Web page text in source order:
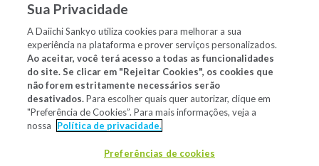
Material/conteúdo destinado exclusivamente a profissionais
de saúde habilitados a prescrever e/ou dispensar
medicamentos. MP-00549 - setembro/2025
Sua Privacidade
A Daiichi Sankyo utiliza cookies para melhorar a sua
experiência na plataforma e prover serviços personalizados.
Ao aceitar, você terá acesso a todas as funcionalidades
do site. Se clicar em "Rejeitar Cookies", os cookies que
não forem estritamente necessários serão
desativados.Para escolher quais quer autorizar, clique em
"Preferência de Cookies”. Para mais informações, veja a
nossa
Política de privacidade.
Preferências de cookies